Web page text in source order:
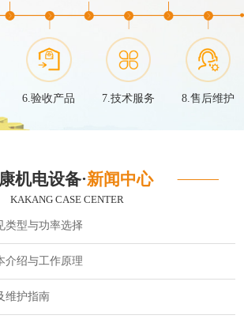
6.验收产品 7.技术服务 8.售后维护
机电设备·新闻中心
KAKANG CASE CENTER
类型与功率选择
介绍与工作原理
维护指南